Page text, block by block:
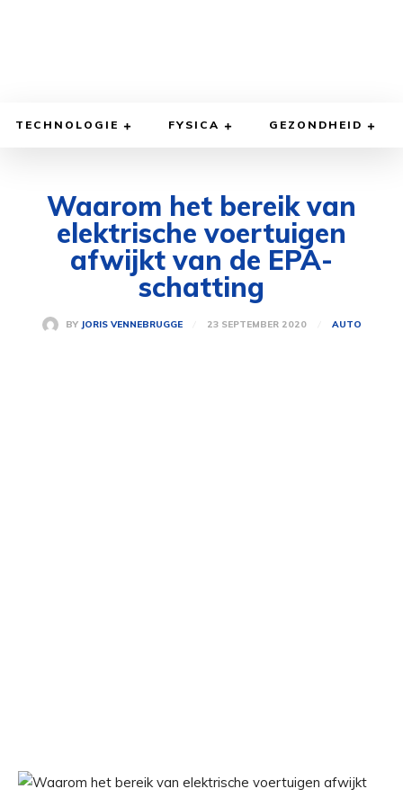
TECHNOLOGIE FYSICA GEZONDHEID
Waarom het bereik van
elektrische voertuigen
afwijkt van de EPA-
schatting
BY JORIS VENNEBRUGGE 23 SEPTEMBER 2020 AUTO